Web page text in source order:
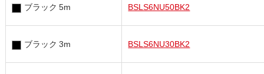
ブラック 5m BSLS6NU50BK2
ブラック 3m BSLS6NU30BK2